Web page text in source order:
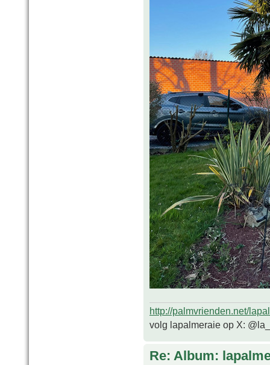
http://palmvrienden.net/
volg lapalmeraie op X:
Re: Album: